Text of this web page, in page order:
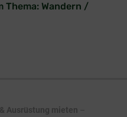
Thema: Wandern /
Ausrüstung mieten –